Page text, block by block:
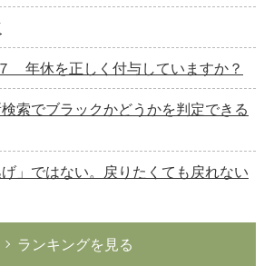
年休を正しく付与していますか？
索でブラックかどうかを判定できる
げ」ではない。戻りたくても戻れない
ランキングを見る